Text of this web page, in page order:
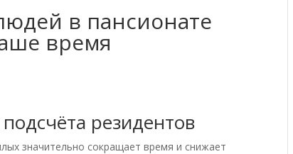
в пансионате
время
резидентов
значительно сокращает время и снижает